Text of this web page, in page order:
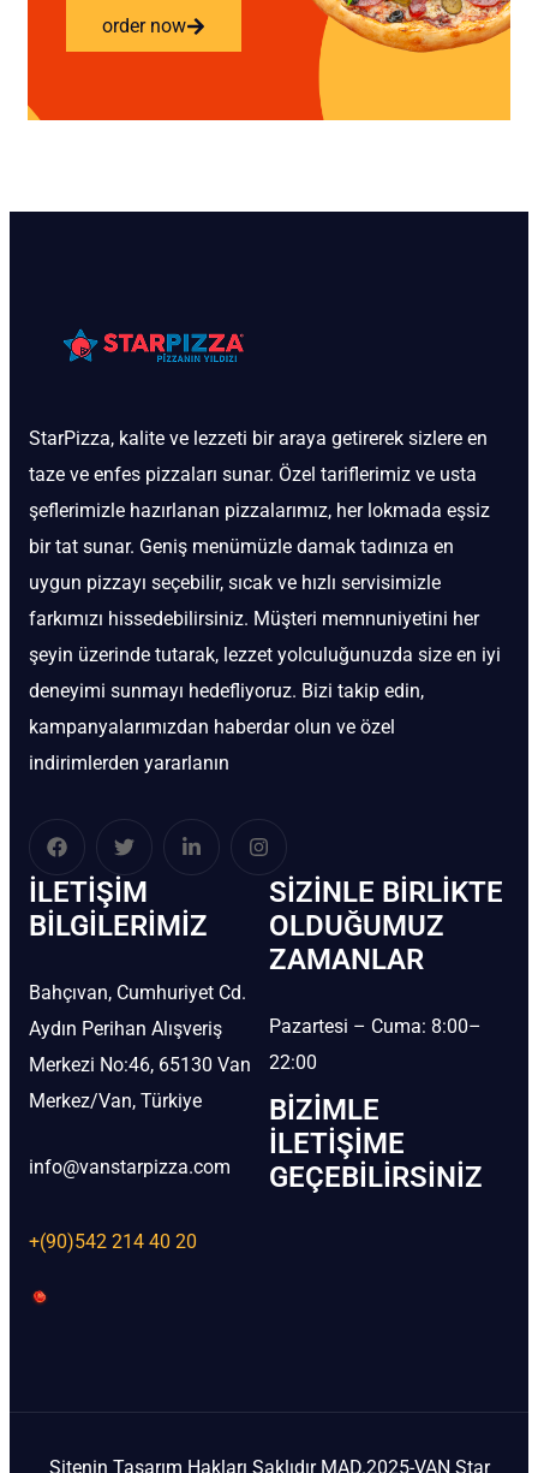
order now
StarPizza, kalite ve lezzeti bir araya getirerek sizlere en
taze ve enfes pizzaları sunar. Özel tariflerimiz ve usta
şeflerimizle hazırlanan pizzalarımız, her lokmada eşsiz
bir tat sunar. Geniş menümüzle damak tadınıza en
uygun pizzayı seçebilir, sıcak ve hızlı servisimizle
farkımızı hissedebilirsiniz. Müşteri memnuniyetini her
şeyin üzerinde tutarak, lezzet yolculuğunuzda size en iyi
deneyimi sunmayı hedefliyoruz. Bizi takip edin,
kampanyalarımızdan haberdar olun ve özel
indirimlerden yararlanın
İLETIŞIM
BİLGILERIMIZ
Bahçıvan, Cumhuriyet Cd.
Aydın Perihan Alışveriş
Merkezi No:46, 65130 Van
Merkez/Van, Türkiye
info@vanstarpizza.com
+(90)542 214 40 20
SIZINLE BIRLIKTE
OLDUĞUMUZ
ZAMANLAR
Pazartesi – Cuma: 8:00–
22:00
BIZIMLE
İLETIŞIME
GEÇEBILIRSINIZ
Sitenin Tasarım Hakları Saklıdır MAD.2025-VAN Star